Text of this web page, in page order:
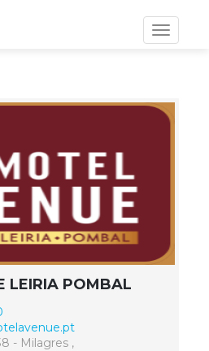
Toggle
LEIRIA POMBAL
- Milagres ,